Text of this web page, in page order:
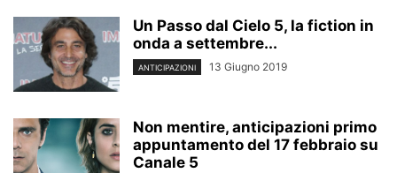
Un Passo dal Cielo 5, la fiction in
onda a settembre...
ANTICIPAZIONI 13 Giugno 2019
Non mentire, anticipazioni primo
appuntamento del 17 febbraio su
Canale 5